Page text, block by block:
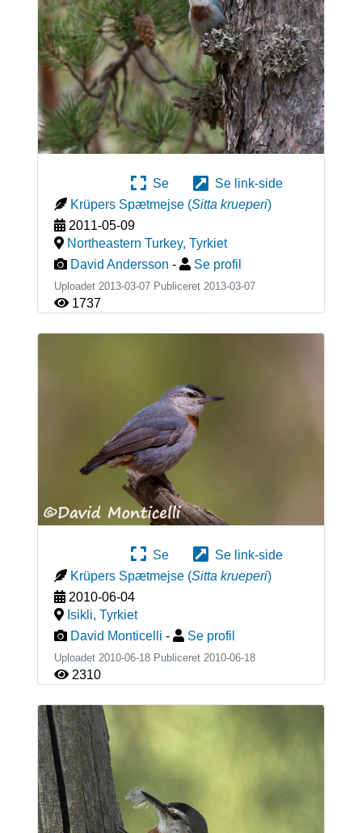
Se
Se link-side
Krüpers Spætmejse (Sitta krueperi)
2011-05-09
Northeastern Turkey, Tyrkiet
David Andersson - Se profil
Uploadet 2013-03-07 Publiceret 2013-03-07
1737
Se
Se link-side
Krüpers Spætmejse (Sitta krueperi)
2010-06-04
Isikli, Tyrkiet
David Monticelli - Se profil
Uploadet 2010-06-18 Publiceret 2010-06-18
2310